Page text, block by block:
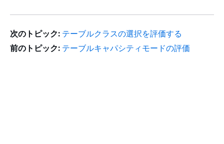
次のトピック: テーブルクラスの選択を評価する
前のトピック: テーブルキャパシティモードの評価